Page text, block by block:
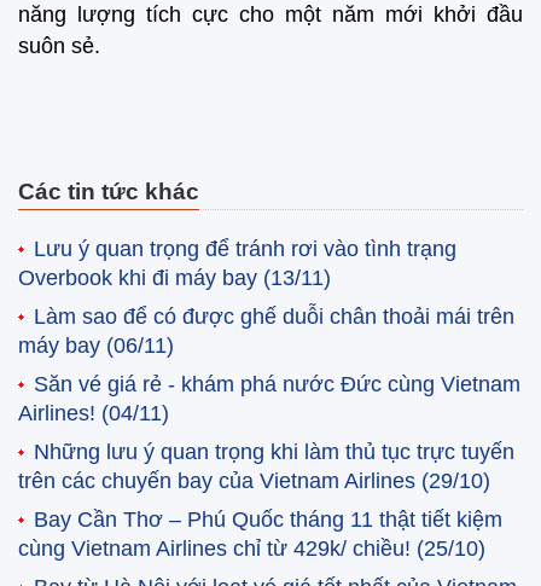
năng lượng tích cực cho một năm mới khởi đầu
suôn sẻ.
Các tin tức khác
Lưu ý quan trọng để tránh rơi vào tình trạng
Overbook khi đi máy bay (13/11)
Làm sao để có được ghế duỗi chân thoải mái trên
máy bay (06/11)
Săn vé giá rẻ - khám phá nước Đức cùng Vietnam
Airlines! (04/11)
Những lưu ý quan trọng khi làm thủ tục trực tuyến
trên các chuyến bay của Vietnam Airlines (29/10)
Bay Cần Thơ – Phú Quốc tháng 11 thật tiết kiệm
cùng Vietnam Airlines chỉ từ 429k/ chiều! (25/10)